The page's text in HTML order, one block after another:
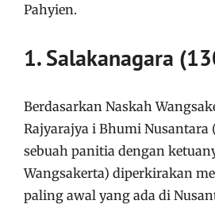
Pahyien.
1. Salakanagara
Berdasarkan Naskah
Rajyarajya i Bhumi Nusantara
sebuah panitia dengan
Wangsakerta) diperkirakan
paling awal yang ada di